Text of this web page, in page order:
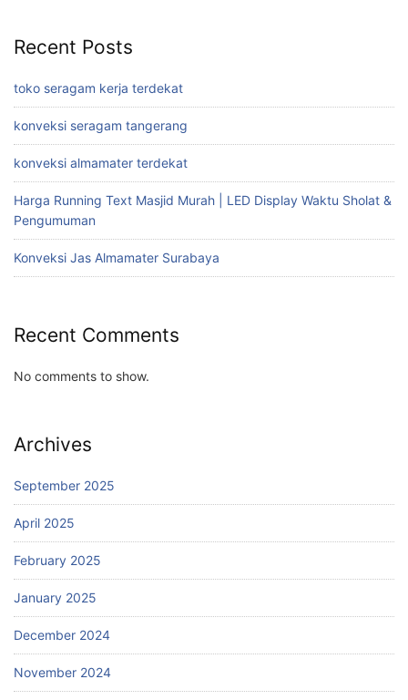
Recent Posts
toko seragam kerja terdekat
konveksi seragam tangerang
konveksi almamater terdekat
Harga Running Text Masjid Murah | LED Display Waktu Sholat &
Pengumuman
Konveksi Jas Almamater Surabaya
Recent Comments
No comments to show.
Archives
September 2025
April 2025
February 2025
January 2025
December 2024
November 2024